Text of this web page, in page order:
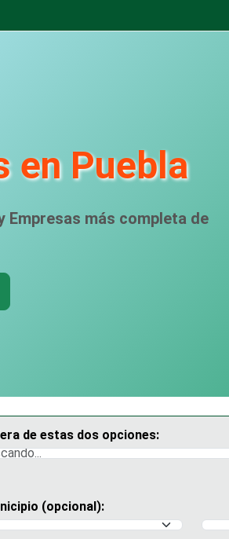
en Puebla
Empresas más completa de
de estas dos opciones:
(opcional):